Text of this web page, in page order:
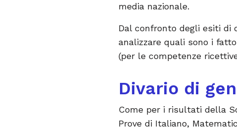
media nazionale.
Dal confronto degli esiti di
analizzare quali sono i
(per le competenze
Divario di
Come per i risultati della
Prove di Italiano,